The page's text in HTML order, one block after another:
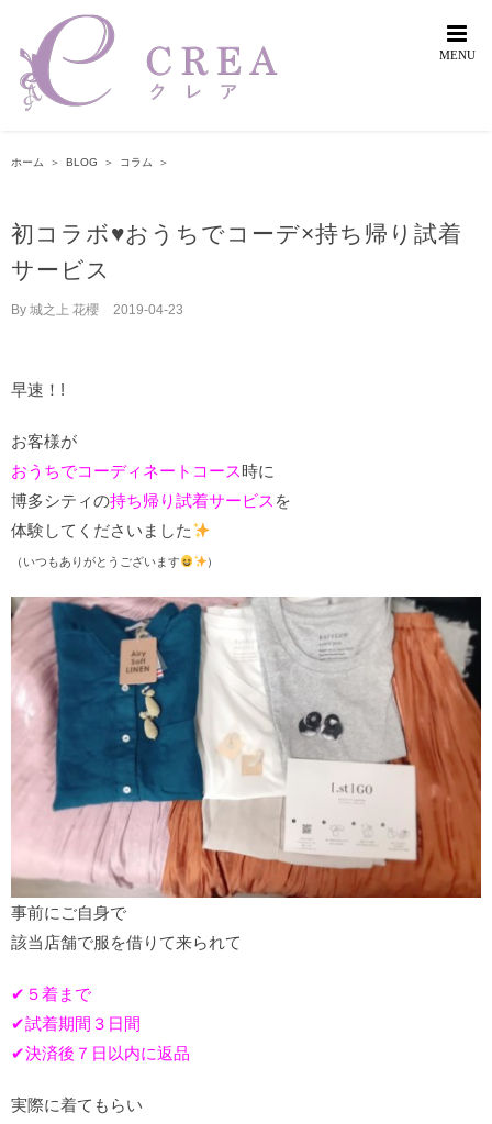
content
ホーム ＞ BLOG ＞ コラム ＞
初コラボ♥️おうちでコーデ×持ち帰り試着
サービス
By 城之上 花櫻 2019-04-23
早速！!
お客様が
おうちでコーディネートコース時に
博多シティの持ち帰り試着サービス を
体験してくださいました
（いつもありがとうございます ）
事前にご自身で
該当店舗で服を借りて来られて
✔︎５着まで
✔︎試着期間３日間
✔︎決済後７日以内に返品
実際に着てもらい